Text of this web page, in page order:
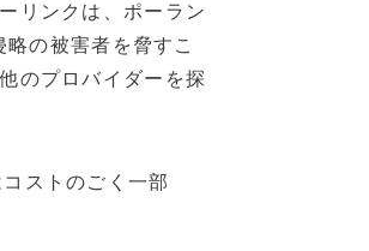
リンクは、ポーラン
の被害者を脅すこ
のプロバイダーを探
ストのごく一部